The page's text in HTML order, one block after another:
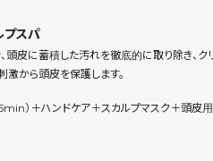
プスパ
頭皮に蓄積した汚れを徹底的に取り除き、
から頭皮を保護します。
）＋ハンドケア＋スカルプマスク＋頭皮